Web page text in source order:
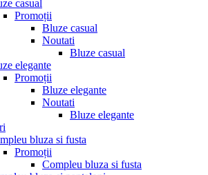
casual
Promoții
Bluze casual
Noutati
Bluze casual
elegante
Promoții
Bluze elegante
Noutati
Bluze elegante
bluza si fusta
Promoții
Compleu bluza si fusta